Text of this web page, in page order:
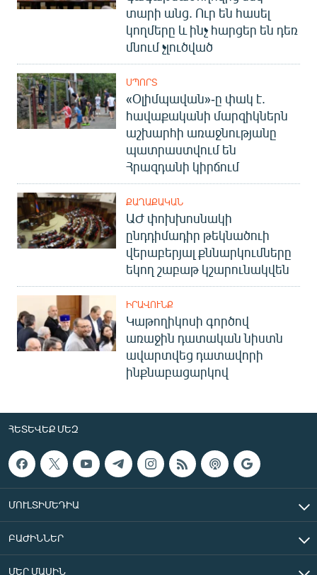
տարի անց. Ուր են հասել
կողմերը և ինչ հարցեր են դեռ
մնում չլուծված
ՍՊՈՐՏ
«Օլիմպավան»-ը փակ է.
հավաքականի մարզիկներն
աշխարհի առաջնությանը
պատրաստվում են
Հրազդանի կիրճում
ՔԱՂԱՔԱԿԱՆ
ԱԺ փոխխոսնակի
ընդդիմադիր թեկնածուի
վերաբերյալ քննարկումները
եկող շաբաթ կշարունակվեն
ԻՐԱՎՈՒՆՔ
Կաթողիկոսի գործով
առաջին դատական նիստն
ավարտվեց դատավորի
ինքնաբացարկով
ՀԵՏԵՎԵՔ ՄԵԶ
ՄՈՒԼՏԻՄԵԴԻԱ
ԲԱԺԻՆՆԵՐ
ՄԵՐ ՄԱՍԻՆ